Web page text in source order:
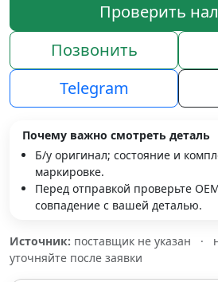
Проверить
Позвонить
Telegram
Почему важно смотреть деталь
Б/у оригинал; состояние и
маркировке.
Перед отправкой проверьте
совпадение с вашей деталью.
Источник: поставщик не указан ·
уточняйте после заявки